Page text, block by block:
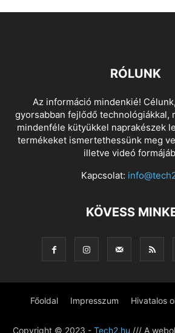
RÓLUNK
Az információ mindenkié!
gyorsabban fejlődő technológiákkal,
mindenféle kütyükkel naprakészek
termékeket ismertethessünk meg
illetve videó
Kapcsolat:
KÖVESS
Főoldal Impresszum Hivatalos
Copyright © 2023 - Tech2.hu /// A